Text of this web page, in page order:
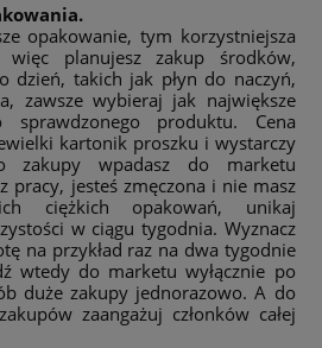
opakowanie, tym korzystniejsza
planujesz zakup środków,
dzień, takich jak płyn do naczyń,
zawsze wybieraj jak największe
sprawdzonego produktu. Cena
kartonik proszku i wystarczy
zakupy wpadasz do marketu
pracy, jesteś zmęczona i nie masz
ciężkich opakowań, unikaj
w ciągu tygodnia. Wyznacz
na przykład raz na dwa tygodnie
wtedy do marketu wyłącznie po
duże zakupy jednorazowo. A do
zaangażuj członków całej